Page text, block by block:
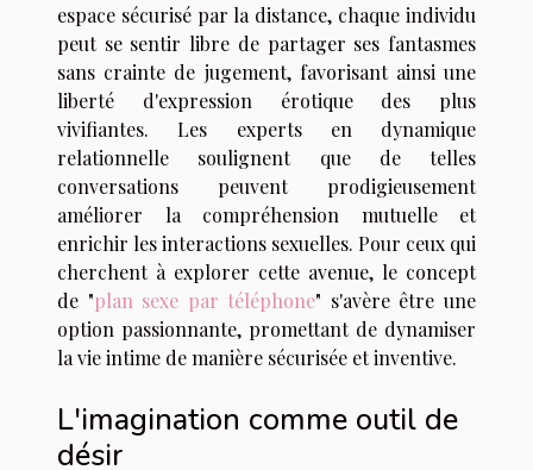
espace sécurisé par la distance, chaque individu
peut se sentir libre de partager ses fantasmes
sans crainte de jugement, favorisant ainsi une
liberté d'expression érotique des plus
vivifiantes. Les experts en dynamique
relationnelle soulignent que de telles
conversations peuvent prodigieusement
améliorer la compréhension mutuelle et
enrichir les interactions sexuelles. Pour ceux qui
cherchent à explorer cette avenue, le concept
de "plan sexe par téléphone" s'avère être une
option passionnante, promettant de dynamiser
la vie intime de manière sécurisée et inventive.
L'imagination comme outil de
désir